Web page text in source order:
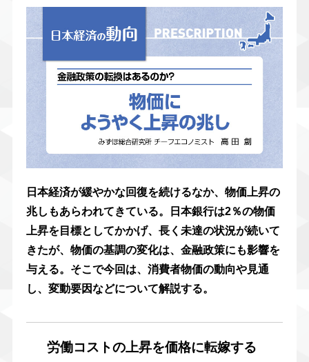
日本経済が緩やかな回復を続けるなか、物価上昇の
兆しもあらわれてきている。日本銀行は2％の物価
上昇を目標としてかかげ、長く未達の状況が続いて
きたが、物価の基調の変化は、金融政策にも影響を
与える。そこで今回は、消費者物価の動向や見通
し、変動要因などについて解説する。
労働コストの上昇を価格に転嫁する